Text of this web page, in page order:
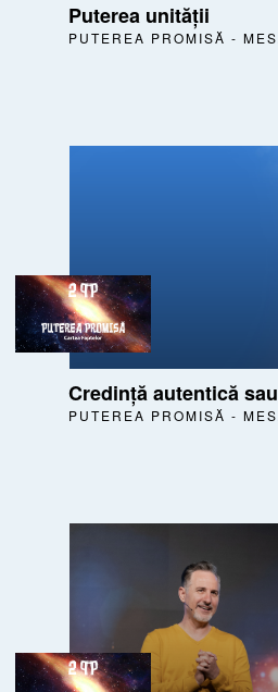
Puterea unității
PUTEREA PROMISĂ -
Credință autentică
PUTEREA PROMISĂ -